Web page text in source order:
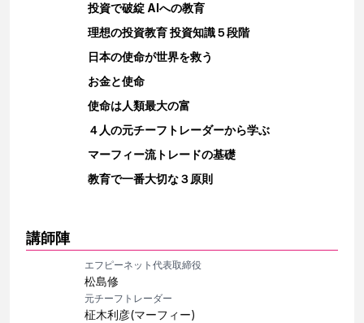
投資で破綻 AIへの教育
理想の投資教育 投資知識５段階
日本の使命が世界を救う
お金と使命
使命は人類最大の富
４人の元チーフトレーダーから学ぶ
マーフィー流トレードの基礎
教育で一番大切な３原則
講師陣
エフピーネット代表取締役
松島修
元チーフトレーダー
柾木利彦(マーフィー)